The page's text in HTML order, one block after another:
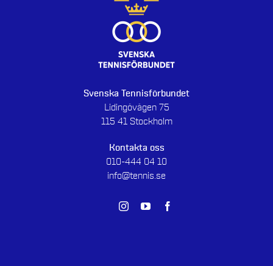
Svenska Tennisförbundet
Lidingövägen 75
115 41 Stockholm
Kontakta oss
010-444 04 10
info@tennis.se